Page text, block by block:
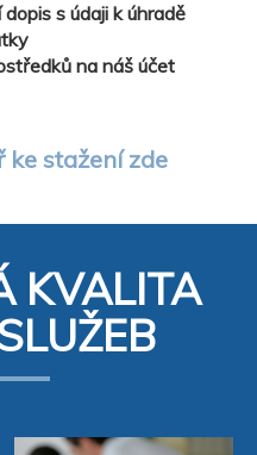
s údaji k úhradě
na náš účet
stažení zde
KVALITA